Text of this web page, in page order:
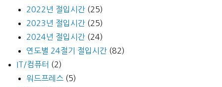
2022년 절입시간 (25)
2023년 절입시간 (25)
2024년 절입시간 (24)
연도별 24절기 절입시간 (82)
IT/컴퓨터 (2)
워드프레스 (5)